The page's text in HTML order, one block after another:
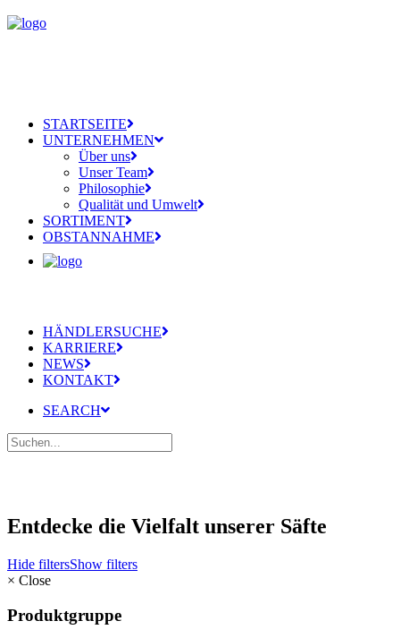
STARTSEITE
UNTERNEHMEN
Über uns
Unser Team
Philosophie
Qualität und Umwelt
SORTIMENT
OBSTANNAHME
HÄNDLERSUCHE
KARRIERE
NEWS
KONTAKT
SEARCH
Entdecke die Vielfalt unserer Säfte
Hide filtersShow filters
× Close
Produktgruppe